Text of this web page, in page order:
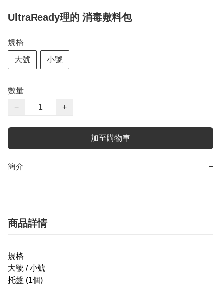
UltraReady理的 消毒敷料包
規格
大號 小號
數量
−
+
加至購物車
簡介 −
商品詳情
規格
大號 / 小號
托盤 (1個)